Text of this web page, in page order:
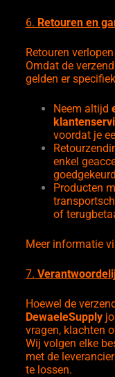
6. Retouren en
Retouren
Omdat de
gelden er
Neem altijd
voordat je
enkel
Producten
of
Meer informatie
7.
Hoewel de
DewaeleSupply
vragen, klachten
Wij volgen elke
met de
te lossen.